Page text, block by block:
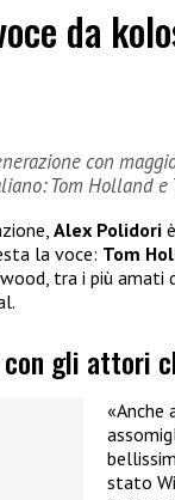
da
con
Tom Holland e
Alex Polidori
la voce: Tom
tra i più amati
gli attori
«Anche
stato